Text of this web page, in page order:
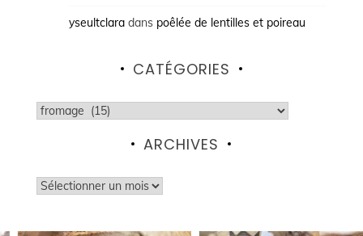
yseultclaradans poêlée de lentilles et poireau
CATÉGORIES
Catégories
ARCHIVES
Archives